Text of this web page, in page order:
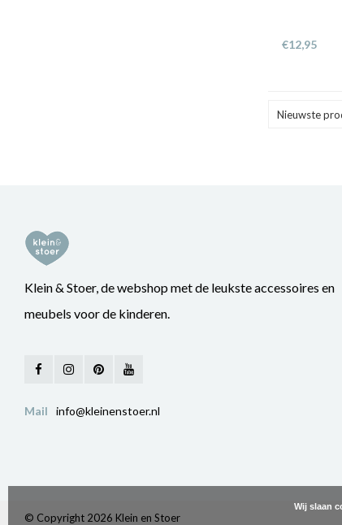
€12,95
Nieuwste
Klein & Stoer, de webshop met de leukste accessoires en
meubels voor de kinderen.
Mail info@kleinenstoer.nl
© Copyright 2026 Klein en Stoer
Wij slaan